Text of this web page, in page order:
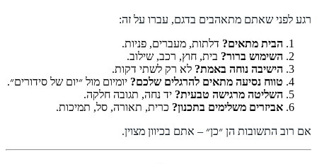
רגע לפני שאתם מתאהבים בדגם, עברו על זה:
הבית מתאים? דלתות, מעברים, פניות.
השימוש ברור? בית, חוץ, רכב, שילוב.
הישיבה נוחה באמת? לא רק לשתי דקות.
טווח נסיעה מתאים להרגלים שלכם? יומיום מול ״יום של סידורים״.
השליטה מרגישה טבעית? יד נחה, תגובה חלקה.
אביזרים משלימים בתכנון? כרית, תאורה, סל, תמיכות.
אם רוב התשובות הן ״כן״ – אתם בכיוון מצוין.